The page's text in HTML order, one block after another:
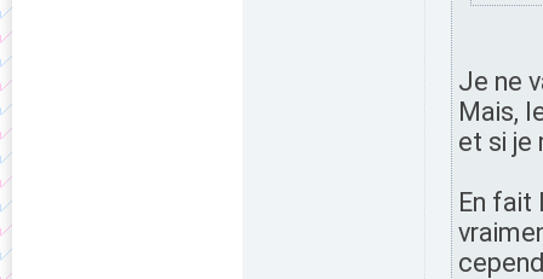
Je ne
Mais,
et si je
En fait